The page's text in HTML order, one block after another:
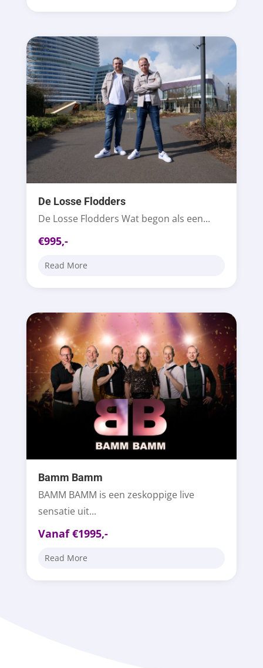
De Losse Flodders
De Losse Flodders Wat begon als een...
€995,-
Read More
Bamm Bamm
BAMM BAMM is een zeskoppige live
sensatie uit...
Vanaf €1995,-
Read More